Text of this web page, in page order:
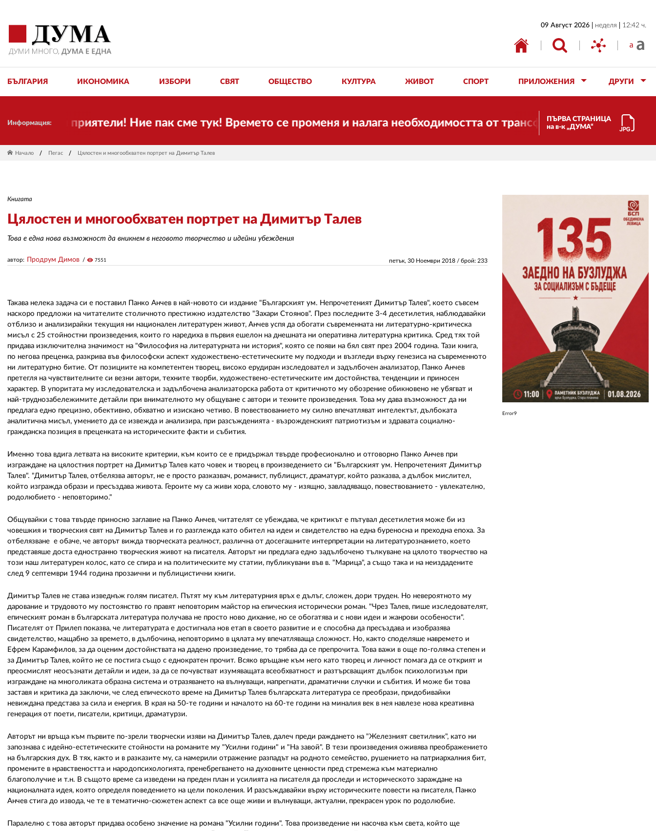
09 Август 2026 неделя 12:42 ч.
БЪЛГАРИЯ ИКОНОМИКА ИЗБОРИ СВЯТ ОБЩЕСТВО КУЛТУРА ЖИВОТ СПОРТ ПРИЛОЖЕНИЯ ДРУГИ
Информация:приятели! Ние пак сме тук! Времето се променя и налага необходимостта от трансформации. И ДУМА се
ПЪРВА СТРАНИЦА
на в-к „ДУМА“
Начало Пегас Цялостен и многообхватен портрет на Димитър Талев
Книгата
Цялостен и многообхватен портрет на Димитър Талев
Това е една нова възможност да вникнем в неговото творчество и идейни убеждения
петък, 30 Ноември 2018 / брой: 233
автор: Продрум Димов visibility 7551
Такава нелека задача си е поставил Панко Анчев в най-новото си издание "Българският ум. Непрочетеният Димитър Талев", което съвсем
наскоро предложи на читателите столичното престижно издателство "Захари Стоянов". През последните 3-4 десетилетия, наблюдавайки
отблизо и анализирайки текущия ни национален литературен живот, Анчев успя да обогати съвременната ни литературно-критическа
мисъл с 25 стойностни произведения, които го наредиха в първия ешелон на днешната ни оперативна литературна критика. Сред тях той
придава изключителна значимост на "Философия на литературната ни история", която се появи на бял свят през 2004 година. Тази книга,
по негова преценка, разкрива във философски аспект художествено-естетическите му подходи и възгледи върху генезиса на съвременното
ни литературно битие. От позициите на компетентен творец, високо ерудиран изследовател и задълбочен анализатор, Панко Анчев
претегля на чувствителните си везни автори, техните творби, художествено-естетическите им достойнства, тенденции и приносен
характер. В упоритата му изследователска и задълбочена анализаторска работа от критичното му обозрение обикновено не убягват и
най-труднозабележимите детайли при внимателното му общуване с автори и техните произведения. Това му дава възможност да ни
предлага едно прецизно, обективно, обхватно и изискано четиво. В повествованието му силно впечатляват интелектът, дълбоката
аналитична мисъл, умението да се извежда и анализира, при разсъжденията - възрожденският патриотизъм и здравата социално-
гражданска позиция в преценката на историческите факти и събития.
Именно това вдига летвата на високите критерии, към които се е придържал твърде професионално и отговорно Панко Анчев при
изграждане на цялостния портрет на Димитър Талев като човек и творец в произведението си "Българският ум. Непрочетеният Димитър
Талев". "Димитър Талев, отбелязва авторът, не е просто разказвач, романист, публицист, драматург, който разказва, а дълбок мислител,
който изгражда образи и пресъздава живота. Героите му са живи хора, словото му - изящно, завладяващо, повествованието - увлекателно,
родолюбието - неповторимо."
Общувайки с това твърде приносно заглавие на Панко Анчев, читателят се убеждава, че критикът е пътувал десетилетия може би из
човешкия и творческия свят на Димитър Талев и го разглежда като обител на идеи и свидетелство на една буреносна и преходна епоха. За
отбелязване е обаче, че авторът вижда творческата реалност, различна от досегашните интерпретации на литературознанието, което
представяше доста едностранно творческия живот на писателя. Авторът ни предлага едно задълбочено тълкуване на цялото творчество на
този наш литературен колос, като се спира и на политическите му статии, публикувани във в. "Марица", а също така и на неиздадените
след 9 септември 1944 година прозаични и публицистични книги.
Димитър Талев не става изведнъж голям писател. Пътят му към литературния връх е дълъг, сложен, дори труден. Но невероятното му
дарование и трудовото му постоянство го правят неповторим майстор на епическия исторически роман. "Чрез Талев, пише изследователят,
епическият роман в българската литература получава не просто ново дихание, но се обогатява и с нови идеи и жанрови особености".
Писателят от Прилеп показва, че литературата е достигнала нов етап в своето развитие и е способна да пресъздава и изобразява
свидетелство, мащабно за времето, в дълбочина, неповторимо в цялата му впечатляваща сложност. Но, както споделяше навремето и
Ефрем Карамфилов, за да оценим достойнствата на дадено произведение, то трябва да се препрочита. Това важи в още по-голяма степен и
за Димитър Талев, който не се постига също с еднократен прочит. Всяко връщане към него като творец и личност помага да се открият и
преосмислят неосъзнати детайли и идеи, за да се почувстват изумяващата всеобхватност и разтърсващият дълбок психологизъм при
изграждане на многоликата образна система и отразяването на вълнуващи, напрегнати, драматични случки и събития. И може би това
заставя и критика да заключи, че след епическото време на Димитър Талев българската литература се преобрази, придобивайки
невиждана представа за сила и енергия. В края на 50-те години и началото на 60-те години на миналия век в нея навлезе нова креативна
генерация от поети, писатели, критици, драматурзи.
Авторът ни връща към първите по-зрели творчески изяви на Димитър Талев, далеч преди раждането на "Железният светилник", като ни
запознава с идейно-естетическите стойности на романите му "Усилни години" и "На завой". В тези произведения оживява преображението
на българския дух. В тях, както и в разказите му, са намерили отражение разпадът на родното семейство, рушението на патриархалния бит,
промените в нравствеността и народопсихологията, пренебрегването на духовните ценности пред стремежа към материално
благополучие и т.н. В същото време са изведени на преден план и усилията на писателя да проследи и историческото зараждане на
националната идея, която определя поведението на цели поколения. И разсъждавайки върху историческите повести на писателя, Панко
Анчев стига до извода, че те в тематично-сюжетен аспект са все още живи и вълнуващи, актуални, прекрасен урок по родолюбие.
Паралелно с това авторът придава особено значение на романа "Усилни години". Това произведение ни насочва към света, който ще
Error9
ИКОНОМИКА
ОБЩЕСТВО
АВТОРИ
РЕДАКЦИЯ
РЕКЛАМА
АБОНАМЕНТ
УСЛОВИЯ ЗА ПОЛЗВАНЕ
ПОЛИТИКА ЗА БИСКВИТКИТЕ
ПОЛИТИКАТА ЗА